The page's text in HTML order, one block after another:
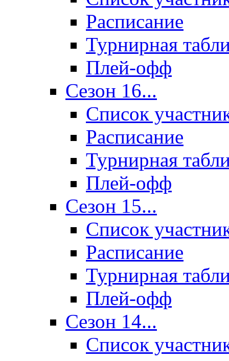
Расписание
Турнирная
Плей-офф
Сезон 16...
Список
Расписание
Турнирная
Плей-офф
Сезон 15...
Список
Расписание
Турнирная
Плей-офф
Сезон 14...
Список